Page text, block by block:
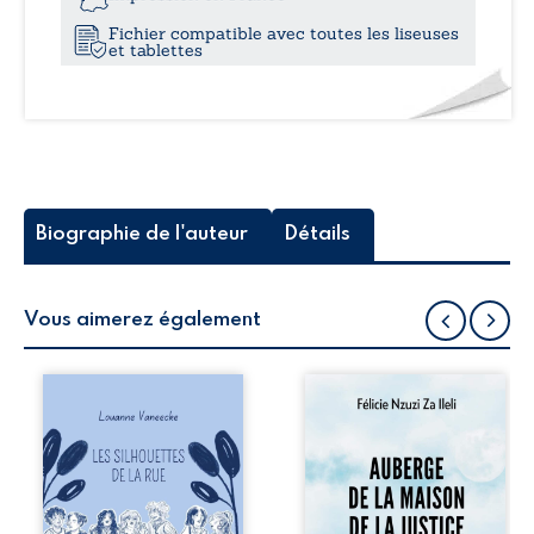
Fichier compatible avec toutes les liseuses
et tablettes
Biographie de l'auteur Détails
Vous aimerez également
la rue donne la
parole à six
personnages
ordinaires,
traversés par des
pensées, des
Auberge de la
récit-témoignage
consacré au
parcours
exemplaire de